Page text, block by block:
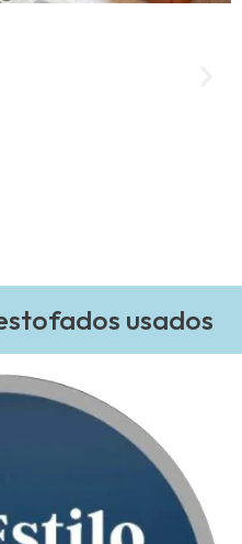
usados